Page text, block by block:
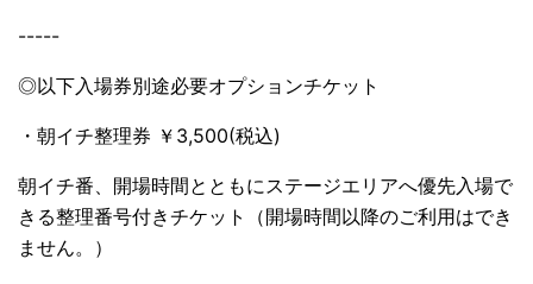
-----
◎以下入場券別途必要オプションチケット
・朝イチ整理券 ￥3,500(税込)
朝イチ番、開場時間とともにステージエリアへ優先入場で
きる整理番号付きチケット（開場時間以降のご利用はでき
ません。）